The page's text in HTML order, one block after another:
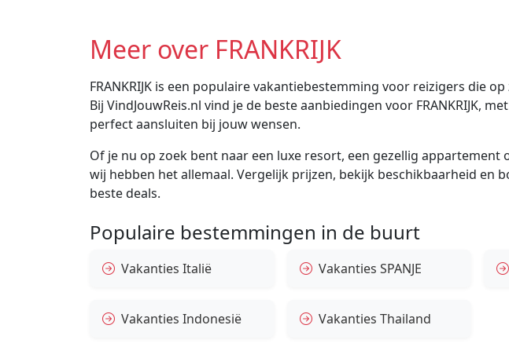
Meer over FRANKRIJK
FRANKRIJK is een populaire vakantiebestemming voor reizigers die
Bij VindJouwReis.nl vind je de beste aanbiedingen voor FRANKRIJK,
perfect aansluiten bij jouw wensen.
Of je nu op zoek bent naar een luxe resort, een gezellig appartement
wij hebben het allemaal. Vergelijk prijzen, bekijk beschikbaarheid en
beste deals.
Populaire bestemmingen in de buurt
Vakanties Italië Vakanties SPANJE
Vakanties Indonesië Vakanties Thailand